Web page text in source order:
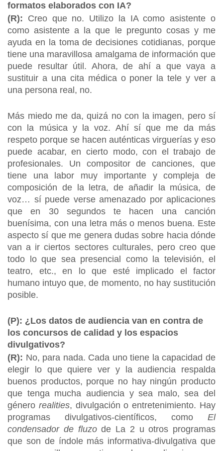
formatos elaborados con IA?
(R): Creo que no. Utilizo la IA como asistente o
como asistente a la que le pregunto cosas y me
ayuda en la toma de decisiones cotidianas, porque
tiene una maravillosa amalgama de información que
puede resultar útil. Ahora, de ahí a que vaya a
sustituir a una cita médica o poner la tele y ver a
una persona real, no.
Más miedo me da, quizá no con la imagen, pero sí
con la música y la voz. Ahí sí que me da más
respeto porque se hacen auténticas virguerías y eso
puede acabar, en cierto modo, con el trabajo de
profesionales. Un compositor de canciones, que
tiene una labor muy importante y compleja de
composición de la letra, de añadir la música, de
voz… sí puede verse amenazado por aplicaciones
que en 30 segundos te hacen una canción
buenísima, con una letra más o menos buena. Este
aspecto sí que me genera dudas sobre hacia dónde
van a ir ciertos sectores culturales, pero creo que
todo lo que sea presencial como la televisión, el
teatro, etc., en lo que esté implicado el factor
humano intuyo que, de momento, no hay sustitución
posible.
(P): ¿Los datos de audiencia van en contra de
los concursos de calidad y los espacios
divulgativos?
(R): No, para nada. Cada uno tiene la capacidad de
elegir lo que quiere ver y la audiencia respalda
buenos productos, porque no hay ningún producto
que tenga mucha audiencia y sea malo, sea del
género realities, divulgación o entretenimiento. Hay
programas divulgativos-científicos, como El
condensador de fluzode La 2 u otros programas
que son de índole más informativa-divulgativa que